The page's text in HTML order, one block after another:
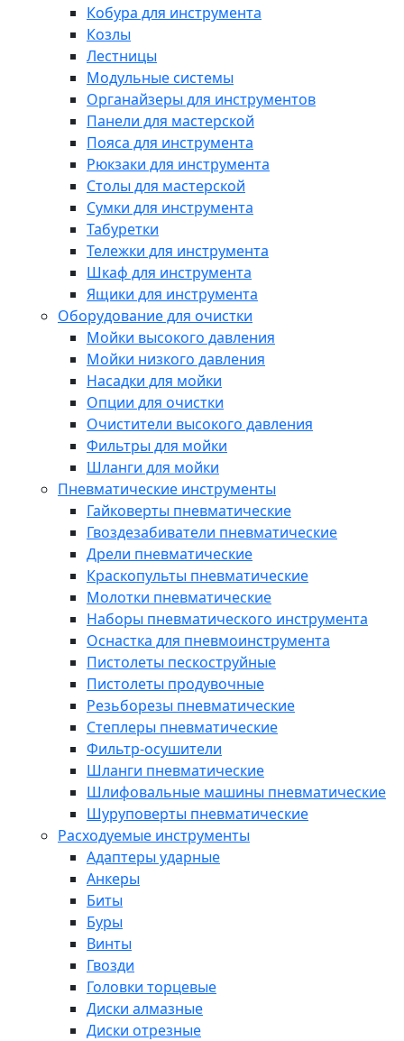
Кобура для инструмента
Козлы
Лестницы
Модульные системы
Органайзеры для инструментов
Панели для мастерской
Пояса для инструмента
Рюкзаки для инструмента
Столы для мастерской
Сумки для инструмента
Табуретки
Тележки для инструмента
Шкаф для инструмента
Ящики для инструмента
Оборудование для очистки
Мойки высокого давления
Мойки низкого давления
Насадки для мойки
Опции для очистки
Очистители высокого давления
Фильтры для мойки
Шланги для мойки
Пневматические инструменты
Гайковерты пневматические
Гвоздезабиватели пневматические
Дрели пневматические
Краскопульты пневматические
Молотки пневматические
Наборы пневматического инструмента
Оснастка для пневмоинструмента
Пистолеты пескоструйные
Пистолеты продувочные
Резьборезы пневматические
Степлеры пневматические
Фильтр-осушители
Шланги пневматические
Шлифовальные машины пневматические
Шуруповерты пневматические
Расходуемые инструменты
Адаптеры ударные
Анкеры
Биты
Буры
Винты
Гвозди
Головки торцевые
Диски алмазные
Диски отрезные